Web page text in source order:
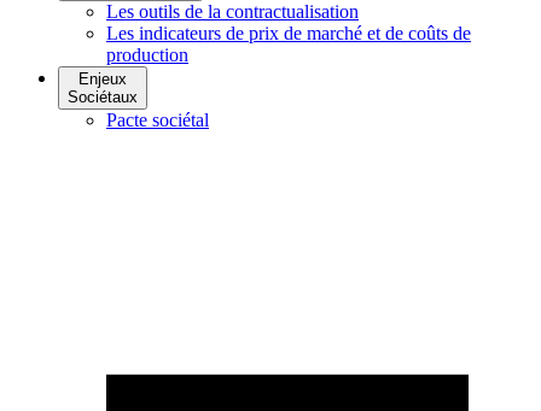
Les outils de la contractualisation
Les indicateurs de prix de marché et de coûts de
production
Enjeux
Sociétaux
Pacte sociétal